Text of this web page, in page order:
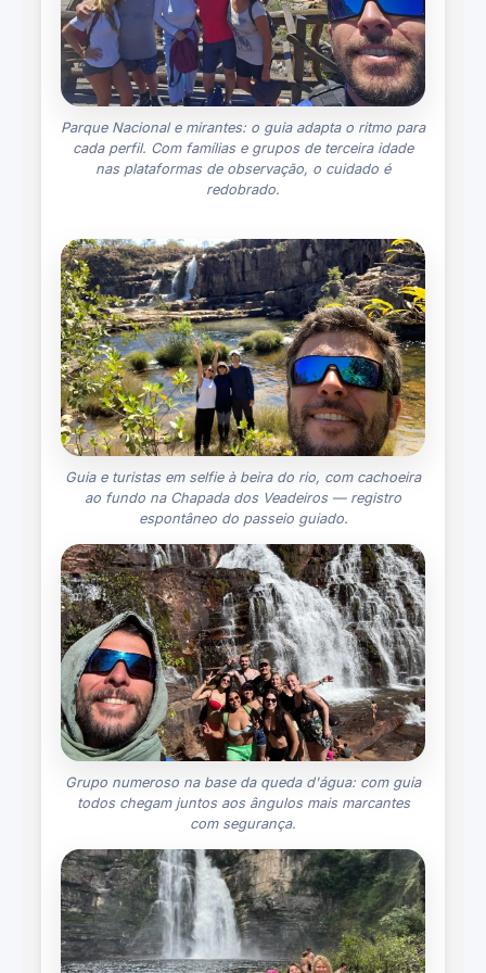
Parque Nacional e mirantes: o guia adapta o ritmo para
cada perfil. Com famílias e grupos de terceira idade
nas plataformas de observação, o cuidado é
redobrado.
Guia e turistas em selfie à beira do rio, com cachoeira
ao fundo na Chapada dos Veadeiros — registro
espontâneo do passeio guiado.
Grupo numeroso na base da queda d'água: com guia
todos chegam juntos aos ângulos mais marcantes
com segurança.